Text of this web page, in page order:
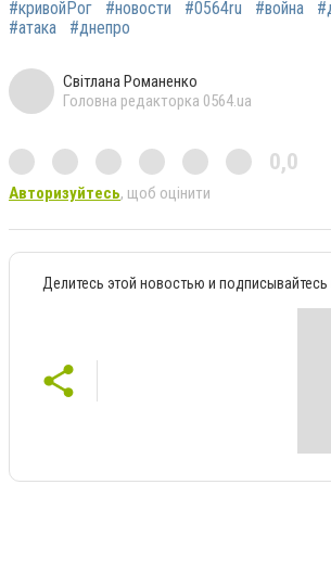
#кривойРог #новости #0564ru #война
#атака
#днепро
Світлана Романенко
Головна редакторка 0564.ua
0,0
Авторизуйтесь, щоб оцінити
Делитесь этой новостью и